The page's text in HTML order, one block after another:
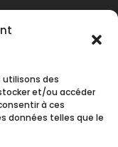
utilisons des
et/ou accéder
à ces
données telles que le